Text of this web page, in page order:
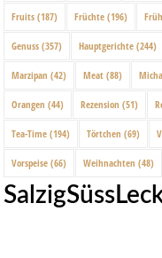
Fruits (187) Früchte (196)
Genuss (357) Hauptgerichte (244)
Marzipan (42) Meat (88)
Orangen (44) Rezension (51)
Tea-Time (194) Törtchen (69)
Vorspeise (66) Weihnachten (48)